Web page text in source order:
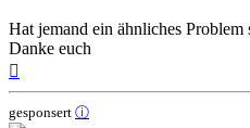
Hat jemand ein ähnliches Problem
Danke euch
gesponsert ⓘ